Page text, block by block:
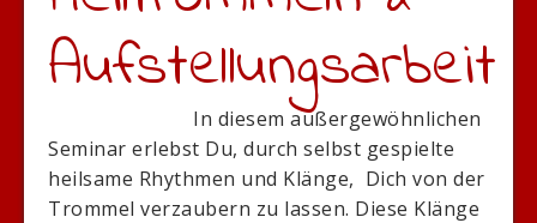
Aufstellungsarbeit
In diesem außergewöhnlichen
Seminar erlebst Du, durch selbst gespielte
heilsame Rhythmen und Klänge, Dich von der
Trommel verzaubern zu lassen. Diese Klänge